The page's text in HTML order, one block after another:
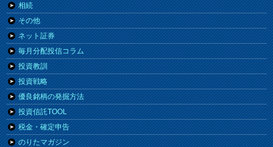
相続
その他
ネット証券
毎月分配投信コラム
投資教訓
投資戦略
優良銘柄の発掘方法
投資信託TOOL
税金・確定申告
のりたマガジン